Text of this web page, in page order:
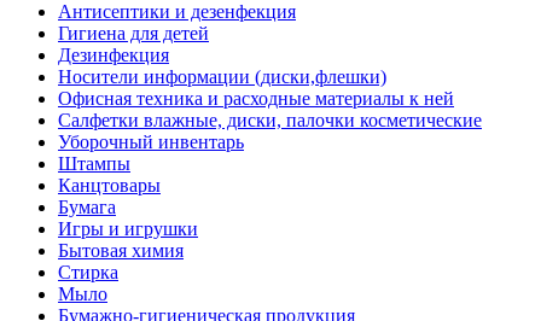
Антисептики и дезенфекция
Гигиена для детей
Дезинфекция
Носители информации (диски,флешки)
Офисная техника и расходные материалы к ней
Салфетки влажные, диски, палочки косметические
Уборочный инвентарь
Штампы
Канцтовары
Бумага
Игры и игрушки
Бытовая химия
Стирка
Мыло
Бумажно-гигиеническая продукция